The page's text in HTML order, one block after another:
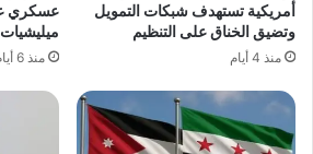
أمريكية تستهدف شبكات التمويل
وتضيق الخناق على التنظيم
منذ 4 أيام
عسكري
منذ 6 أيام